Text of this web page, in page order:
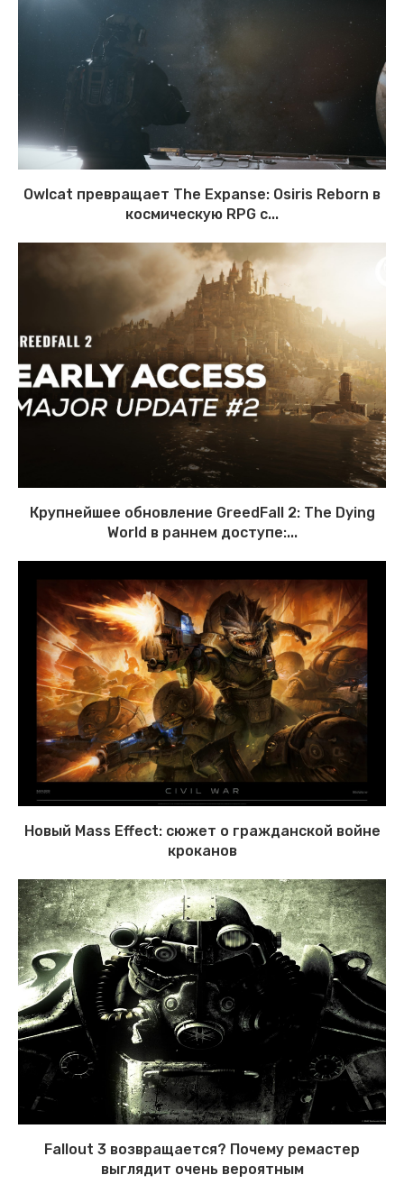
Owlcat превращает The Expanse: Osiris Reborn в
космическую RPG с...
Крупнейшее обновление GreedFall 2: The Dying
World в раннем доступе:...
Новый Mass Effect: сюжет о гражданской войне
кроканов
Fallout 3 возвращается? Почему ремастер
выглядит очень вероятным